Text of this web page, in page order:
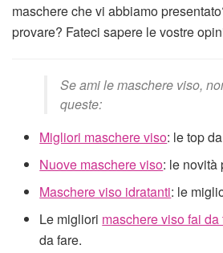
maschere che vi abbiamo
provare? Fateci sapere le vostre
Se ami le maschere viso,
queste:
Migliori maschere viso: le top
Nuove maschere viso: le novità
Maschere viso idratanti: le
Le migliori maschere viso fai da
da fare.